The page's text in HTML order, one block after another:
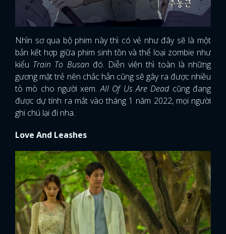
Nhìn sơ qua bộ phim này thì có vẻ như đây sẽ là một
bản kết hợp giữa phim sinh tồn và thể loại zombie như
kiểu Train To Busan đó. Diễn viên thì toàn là những
gương mặt trẻ nên chắc hẳn cũng sẽ gây ra được nhiều
tò mò cho người xem.All Of Us Are Deadcũng đang
được dự tính ra mắt vào tháng 1 năm 2022, mọi người
ghi chú lại đi nha.
Love And Leashes